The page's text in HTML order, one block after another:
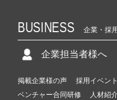
BUSINESS 企業・採
企業担当者様へ
掲載企業様の声 採用イベント
ベンチャー合同研修
人材紹